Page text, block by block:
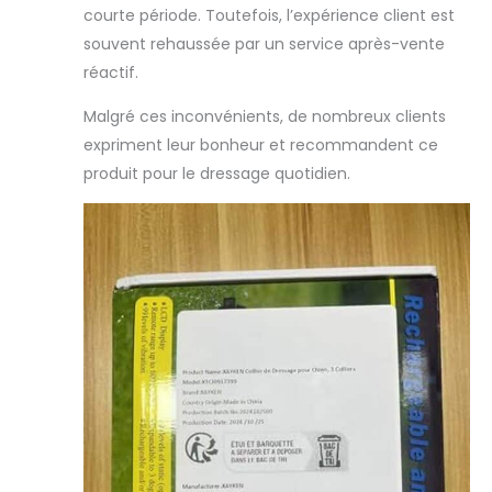
environnement
sombre. Ce
durable et
réglable (68cm)
aux chiens de
différentes tailles.
【D'entraînement
à Distance à la
Pluie IPX67 】: La
sans obstacle de
notre collier
est de 800
mètres. Le collier
et la
courte période. Toutefois, l’expérience client est
souvent rehaussée par un service après-vente
réactif.
Malgré ces inconvénients, de nombreux clients
expriment leur bonheur et recommandent ce
produit pour le dressage quotidien.